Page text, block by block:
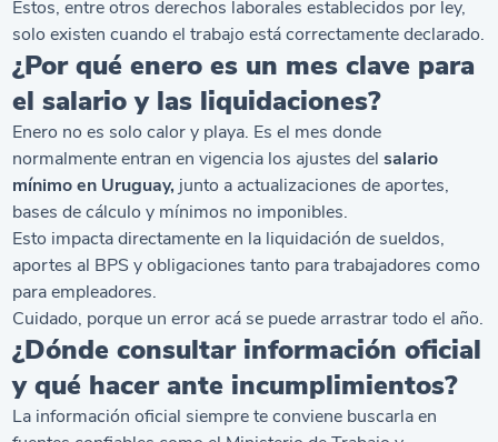
Estos, entre otros derechos laborales establecidos por ley,
solo existen cuando el trabajo está correctamente declarado.
¿Por qué enero es un mes clave para
el salario y las liquidaciones?
Enero no es solo calor y playa. Es el mes donde
normalmente entran en vigencia los ajustes delsalario
mínimo en Uruguay, junto a actualizaciones de aportes,
bases de cálculo y mínimos no imponibles.
Esto impacta directamente en la liquidación de sueldos,
aportes al BPS y obligaciones tanto para trabajadores como
para empleadores.
Cuidado, porque un error acá se puede arrastrar todo el año.
¿Dónde consultar información oficial
y qué hacer ante incumplimientos?
La información oficial siempre te conviene buscarla en